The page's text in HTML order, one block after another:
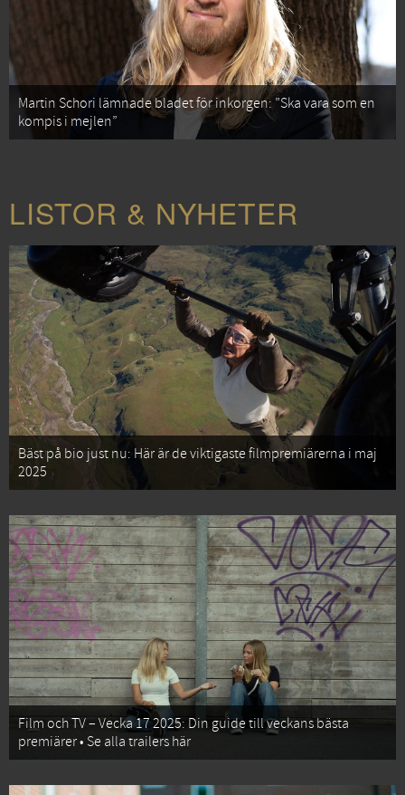
Martin Schori lämnade bladet för inkorgen: ”Ska vara som en
kompis i mejlen”
LISTOR & NYHETER
Bäst på bio just nu: Här är de viktigaste filmpremiärerna i maj
2025
Film och TV – Vecka 17 2025: Din guide till veckans bästa
premiärer • Se alla trailers här